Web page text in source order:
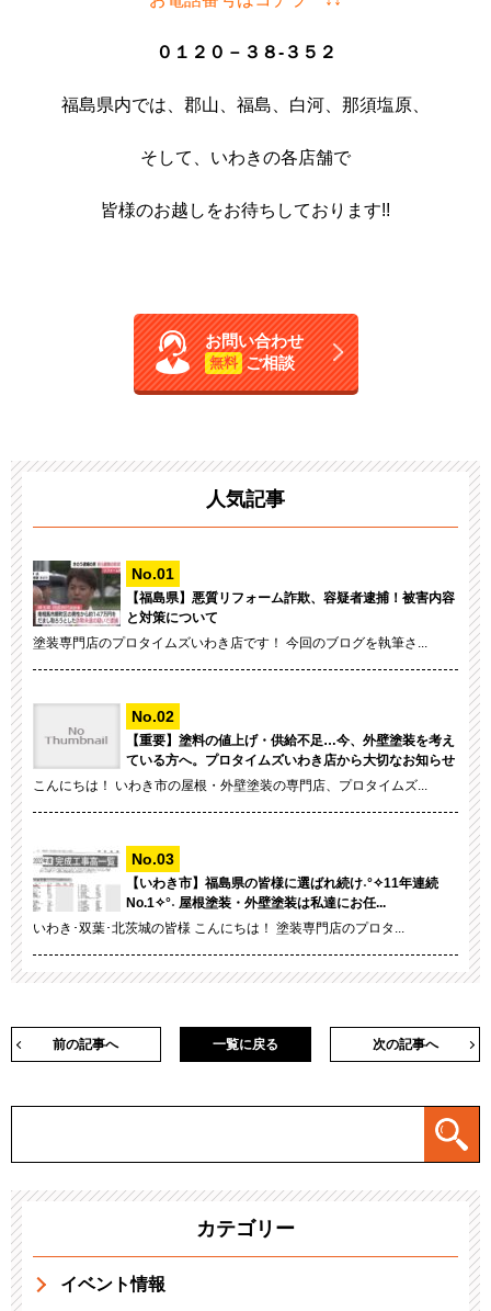
０１２０－３８-３５２
福島県内では、郡山、福島、白河、那須塩原、
そして、いわきの各店舗で
皆様のお越しをお待ちしております!!
お問い合わせ
無料 ご相談
人気記事
【福島県】悪質リフォーム詐欺、容疑者逮捕！被害内容
と対策について
塗装専門店のプロタイムズいわき店です！ 今回のブログを執筆さ...
【重要】塗料の値上げ・供給不足…今、外壁塗装を考え
ている方へ。プロタイムズいわき店から大切なお知らせ
こんにちは！ いわき市の屋根・外壁塗装の専門店、プロタイムズ...
【いわき市】福島県の皆様に選ばれ続け˖°✧11年連続
No.1✧°˖ 屋根塗装・外壁塗装は私達にお任...
いわき･双葉･北茨城の皆様 こんにちは！ 塗装専門店のプロタ...
前の記事へ 次の記事へ
一覧に戻る
カテゴリー
イベント情報